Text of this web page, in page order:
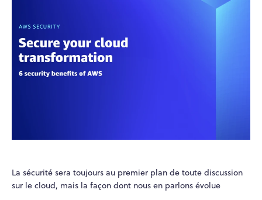
La sécurité sera toujours au premier plan de toute discussion
sur le cloud, mais la façon dont nous en parlons évolue